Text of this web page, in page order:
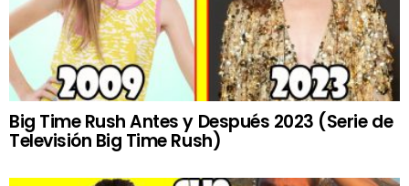
Big Time Rush Antes y Después 2023 (Serie de
Televisión Big Time Rush)